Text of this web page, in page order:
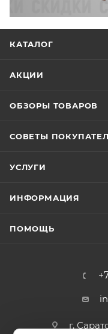
КАТАЛОГ
АКЦИИ
ОБЗОРЫ ТОВАРОВ
СОВЕТЫ
УСЛУГИ
ИНФОРМАЦИЯ
ПОМОЩЬ
г.